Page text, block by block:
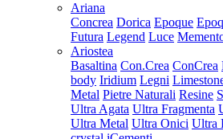
Ariana
Concrea Dorica Epoque
Futura Legend Luce
Ariostea
Basaltina Con.Crea ConCrea
body Iridium Legni
Metal Pietre Naturali Resine
Ultra Agata Ultra Fragmenta
Ultra Metal Ultra Onici Ultra